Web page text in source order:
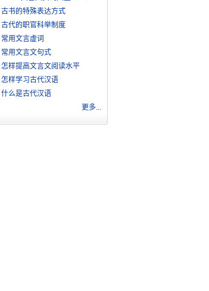
古书的特殊表达方式
古代的职官科举制度
常用文言虚词
常用文言文句式
怎样提高文言文阅读水平
怎样学习古代汉语
什么是古代汉语
更多...